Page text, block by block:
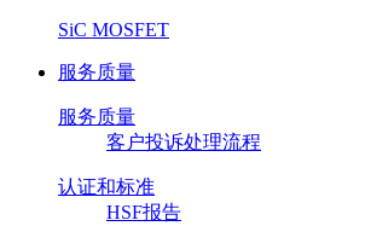
SiC MOSFET
服务质量
服务质量
客户投诉处理流程
认证和标准
HSF报告